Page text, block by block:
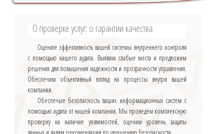
О проверке услуг: о гарантии качества
Оцените эффективность вашей системы внутреннего контроля
с помощью нашего аудита. Выявим слабые места и предложим
решения для повышения надёжности и прозрачности управления.
Обеспечим объективный взгляд на процессы внутри вашей
компании.
Обеспечьте безопасность ваших информационных систем с
помощью аудита от нашей компании. Мы проведём комплексную
проверку на наличие уязвимостей, оценим уровень защиты